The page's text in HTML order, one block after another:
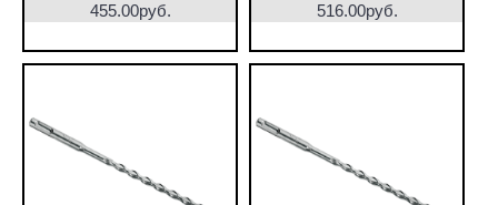
455.00руб. 516.00руб.